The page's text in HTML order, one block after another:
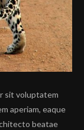
sit voluptatem
aperiam, eaque
beatae